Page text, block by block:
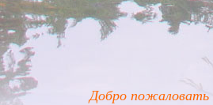
Добро пожаловать